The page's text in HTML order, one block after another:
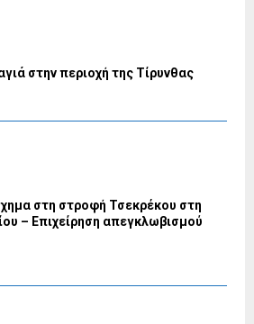
στην περιοχή της Τίρυνθας
στη στροφή Τσεκρέκου στη
– Επιχείρηση απεγκλωβισμού